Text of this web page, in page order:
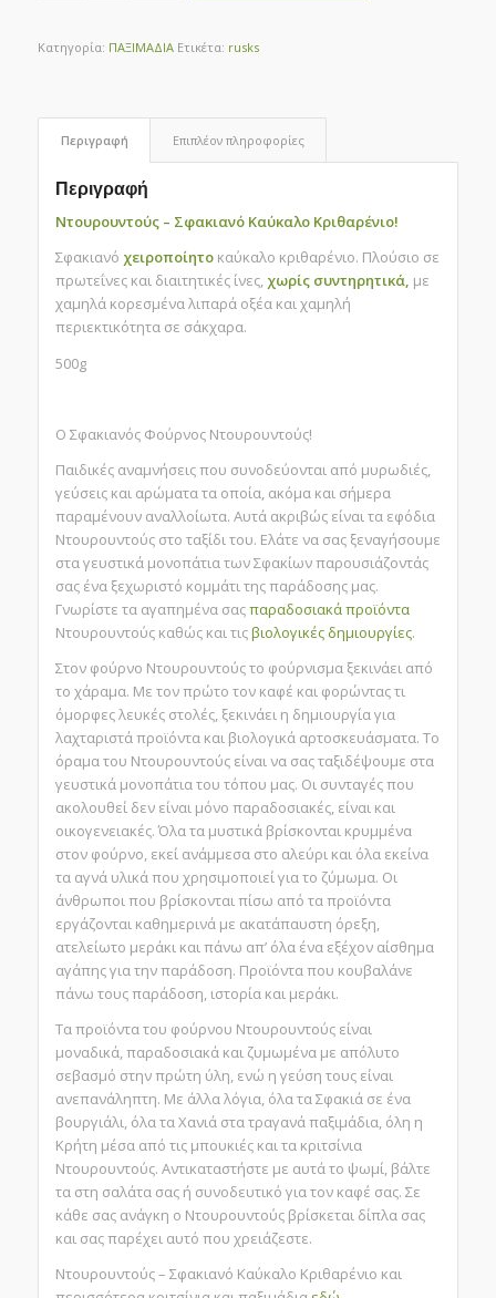
Κατηγορία: ΠΑΞΙΜΑΔΙΑ Ετικέτα: rusks
Περιγραφή Επιπλέον πληροφορίες
Περιγραφή
Ντουρουντούς – Σφακιανό Καύκαλο Κριθαρένιο!
Σφακιανό χειροποίητο καύκαλο κριθαρένιο. Πλούσιο σε
πρωτεΐνες και διαιτητικές ίνες, χωρίς συντηρητικά, με
χαμηλά κορεσμένα λιπαρά οξέα και χαμηλή
περιεκτικότητα σε σάκχαρα.
500g
Ο Σφακιανός Φούρνος Ντουρουντούς!
Παιδικές αναμνήσεις που συνοδεύονται από μυρωδιές,
γεύσεις και αρώματα τα οποία, ακόμα και σήμερα
παραμένουν αναλλοίωτα. Αυτά ακριβώς είναι τα εφόδια
Ντουρουντούς στο ταξίδι του. Ελάτε να σας ξεναγήσουμε
στα γευστικά μονοπάτια των Σφακίων παρουσιάζοντάς
σας ένα ξεχωριστό κομμάτι της παράδοσης μας.
Γνωρίστε τα αγαπημένα σαςπαραδοσιακά προϊόντα
Ντουρουντούς καθώς και τιςβιολογικές δημιουργίες.
Στον φούρνο Ντουρουντούς το φούρνισμα ξεκινάει από
το χάραμα. Με τον πρώτο τον καφέ και φορώντας τι
όμορφες λευκές στολές, ξεκινάει η δημιουργία για
λαχταριστά προϊόντα και βιολογικά αρτοσκευάσματα. Το
όραμα του Ντουρουντούς είναι να σας ταξιδέψουμε στα
γευστικά μονοπάτια του τόπου μας. Οι συνταγές που
ακολουθεί δεν είναι μόνο παραδοσιακές, είναι και
οικογενειακές. Όλα τα μυστικά βρίσκονται κρυμμένα
στον φούρνο, εκεί ανάμμεσα στο αλεύρι και όλα εκείνα
τα αγνά υλικά που χρησιμοποιεί για το ζύμωμα. Οι
άνθρωποι που βρίσκονται πίσω από τα προϊόντα
εργάζονται καθημερινά με ακατάπαυστη όρεξη,
ατελείωτο μεράκι και πάνω απ’ όλα ένα εξέχον αίσθημα
αγάπης για την παράδοση. Προϊόντα που κουβαλάνε
πάνω τους παράδοση, ιστορία και μεράκι.
Τα προϊόντα του φούρνου Ντουρουντούς είναι
μοναδικά, παραδοσιακά και ζυμωμένα με απόλυτο
σεβασμό στην πρώτη ύλη, ενώ η γεύση τους είναι
ανεπανάληπτη. Με άλλα λόγια, όλα τα Σφακιά σε ένα
βουργιάλι, όλα τα Χανιά στα τραγανά παξιμάδια, όλη η
Κρήτη μέσα από τις μπουκιές και τα κριτσίνια
Ντουρουντούς. Αντικαταστήστε με αυτά το ψωμί, βάλτε
τα στη σαλάτα σας ή συνοδευτικό για τον καφέ σας. Σε
κάθε σας ανάγκη ο Ντουρουντούς βρίσκεται δίπλα σας
και σας παρέχει αυτό που χρειάζεστε.
Ντουρουντούς – Σφακιανό Καύκαλο Κριθαρένιο και